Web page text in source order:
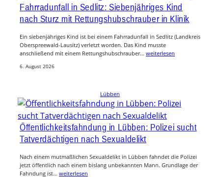
Fahrradunfall in Sedlitz: Siebenjähriges Kind
nach Sturz mit Rettungshubschrauber in Klinik
Ein siebenjähriges Kind ist bei einem Fahrradunfall in Sedlitz (Landkreis
Oberspreewald-Lausitz) verletzt worden. Das Kind musste
anschließend mit einem Rettungshubschrauber… weiterlesen
6. August 2026
Lübben
Öffentlichkeitsfahndung in Lübben: Polizei sucht
Tatverdächtigen nach Sexualdelikt
Nach einem mutmaßlichen Sexualdelikt in Lübben fahndet die Polizei
jetzt öffentlich nach einem bislang unbekannten Mann. Grundlage der
Fahndung ist… weiterlesen